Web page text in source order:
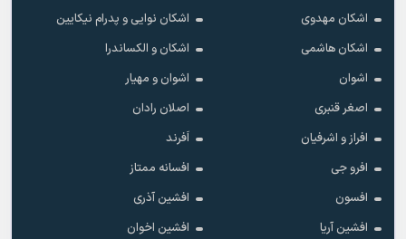
اشکان مهدوی
اشکان نوایی و پدرام نیکایین
اشکان هاشمی
اشکان و الکساندرا
اشوان
اشوان و مهیار
اصغر قنبری
اصلان رادان
افراز و اشرفیان
اَفرند
افرو جی
افسانه ممتاز
افسون
افشین آذری
افشین آریا
افشین اخوان